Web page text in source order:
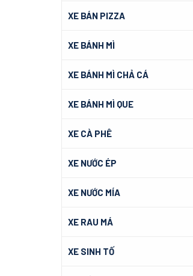
XE BÁN PIZZA
XE BÁNH MÌ
XE BÁNH MÌ CHẢ CÁ
XE BÁNH MÌ QUE
XE CÀ PHÊ
XE NƯỚC ÉP
XE NƯỚC MÍA
XE RAU MÁ
XE SINH TỐ